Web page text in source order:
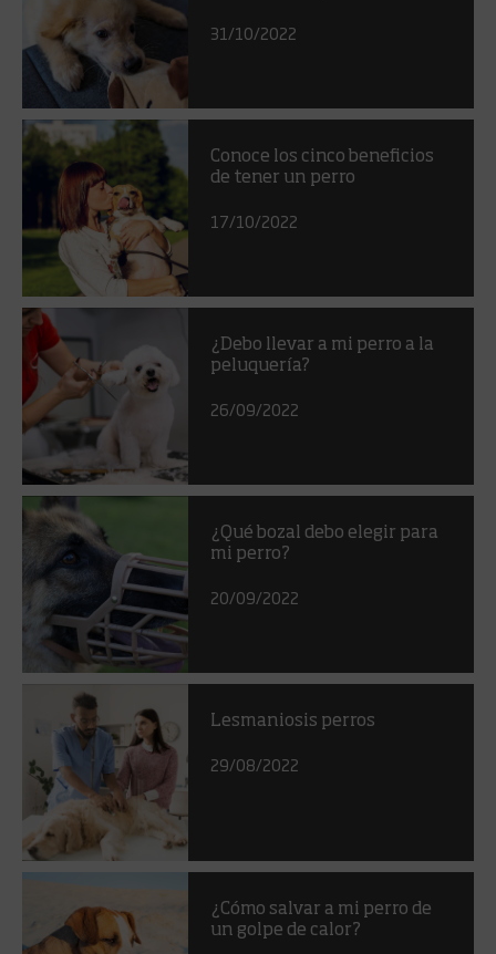
31/10/2022
Conoce los cinco beneficios
de tener un perro
17/10/2022
¿Debo llevar a mi perro a la
peluquería?
26/09/2022
¿Qué bozal debo elegir para
mi perro?
20/09/2022
Lesmaniosis perros
29/08/2022
¿Cómo salvar a mi perro de
un golpe de calor?